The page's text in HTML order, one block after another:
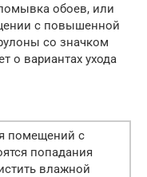
обоев, или
с повышенной
со значком
о вариантах ухода
помещений с
попадания
влажной